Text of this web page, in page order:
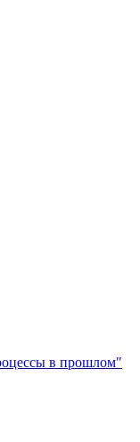
в прошлом"